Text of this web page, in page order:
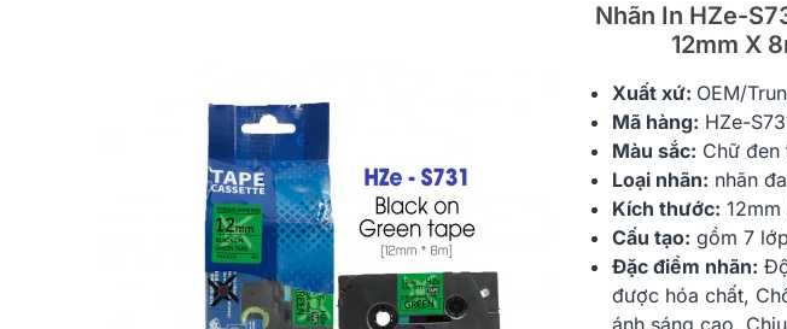
Nhãn In HZe-
12mm X
Xuất xứ: OEM/
Mã hàng: HZe-
Màu sắc: Chữ đen
Loại nhãn: nhãn
Kích thước:
Cấu tạo: gồm 7
Đặc điểm nhãn:
được hóa chất,
ánh sáng cao,
Brother TZe-
Dài 8m, Black
286.000 đ
Brother TZe-
Dài 8m, Black
330.000 đ